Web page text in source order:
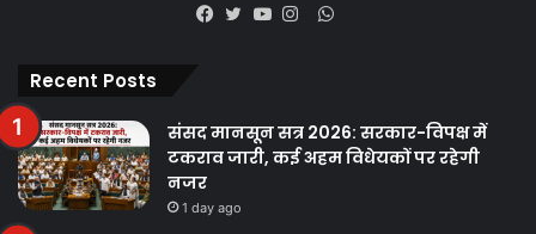
WhatsApp
Recent Posts
संसद मानसून सत्र 2026: सरकार-विपक्ष में
टकराव जारी, कई अहम विधेयकों पर रहेगी
नजर
1 day ago